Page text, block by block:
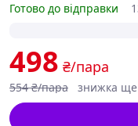
Готово до відправки
498 ₴/пара
554 ₴/пара знижка ще